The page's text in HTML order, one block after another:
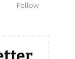
Follow